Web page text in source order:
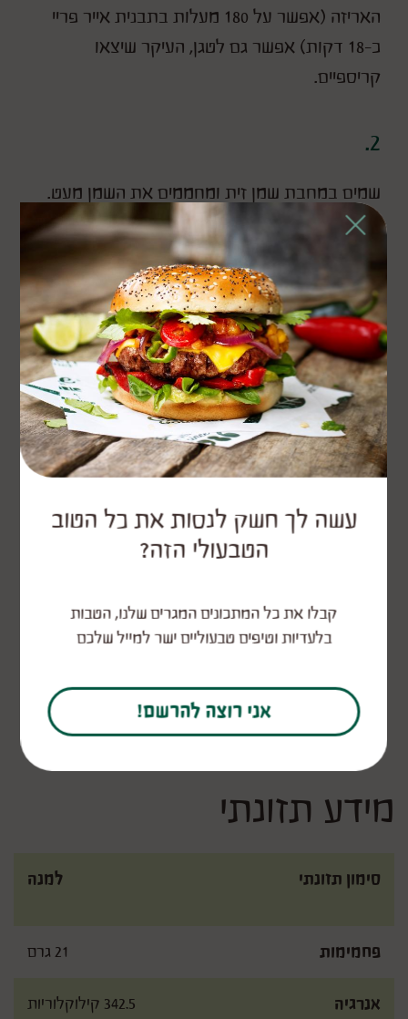
האריזה (אפשר על 180 מעלות בתבנית אייר פריי
כ-18 דקות) אפשר גם לטגן, העיקר שיצאו
קריספיים.
2.
שמים במחבת שמן זית ומחממים את השמן מעט.
מטגנים קלות את שיני השום על אש בינונית נמוכה.
3.
מוסיפים את הפלפל היבש לשמן.
מוסיפים את הלימון והמלח ומערבבים הכל לאיחוד.
⁠מוסיפים חצי מכמות הפטרוזיליה.
4.
מעבירים את המקלונים לקערה, זולפים עליהם את
הרוטב ומקפיצים כדי שהטעמים יספגו במקלות.
שאוהבים אני הגשתי עם לאבנה וזעתר.
המתכון של קובי אדרי
מידע תזונתי
סימון תזונתי למנה
פחמימות 21 גרם
אנרגיה 342.5 קילוקלוריות
Close
עשה לך חשק לנסות את כל הטוב
הטבעולי הזה?
קבלו את כל המתכונים המגרים שלנו, הטבות
בלעדיות וטיפים טבעוליים ישר למייל שלכם
אני רוצה להרשם!